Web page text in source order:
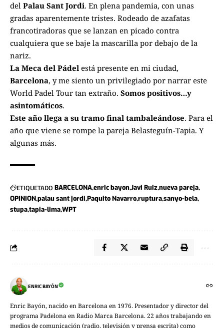
del Palau Sant Jordi. En plena pandemia, con unas
gradas aparentemente tristes. Rodeado de azafatas
francotiradoras que se lanzan en picado contra
cualquiera que se baje la mascarilla por debajo de la
nariz.
La Meca del Pádel está presente en mi ciudad,
Barcelona, y me siento un privilegiado por narrar este
World Padel Tour tan extraño. Somos positivos…y
asintomáticos.
Este año llega a su tramo final tambaleándose. Para el
año que viene se rompe la pareja Belasteguín-Tapia. Y
algunas más.
ETIQUETADO BARCELONAenric bayonJavi Ruiznueva pareja
OPINIONpalau sant jordi Paquito Navarrorupturasanyo-bela
stupatapia-limaWPT
ENRIC BAYÓN
Enric Bayón, nacido en Barcelona en 1976. Presentador y director del
programa Padelona en Radio Marca Barcelona. 22 años trabajando en
medios de comunicación (radio, televisión y prensa escrita) como